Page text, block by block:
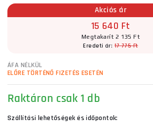
Akciós ár
15 640 Ft
Megtakarít 2 135 Ft
Eredeti ár:17 775 Ft
ÁFA NÉLKÜL
ELŐRE TÖRTÉNŐ FIZETÉS ESETÉN
Raktáron csak 1 db
Szállítási lehetőségek és időpontok: